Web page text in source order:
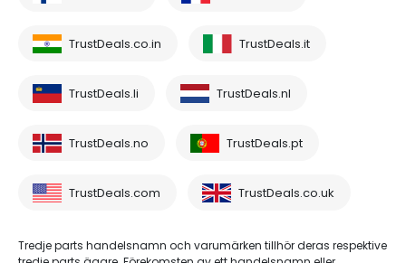
TrustDeals.co.in TrustDeals.it
TrustDeals.li TrustDeals.nl
TrustDeals.no TrustDeals.pt
TrustDeals.com TrustDeals.co.uk
Tredje parts handelsnamn och varumärken tillhör deras respektive